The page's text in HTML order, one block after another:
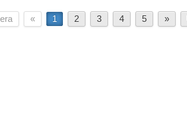
« 1 2 3 4 5 »